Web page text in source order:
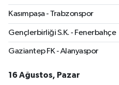
Kasımpaşa - Trabzonspor
Gençlerbirliği S.K. - Fenerbahçe
Gaziantep FK - Alanyaspor
16 Ağustos, Pazar